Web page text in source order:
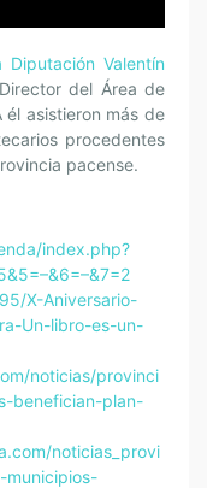
Valentín
del Área de
él asistieron más de
procedentes
pacense.
index.php?
X-Aniversario-
Un-libro-es-un-
noticias/provinci
benefician-plan-
noticias_provi